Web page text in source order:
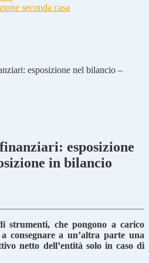
seconda casa
esposizione nel bilancio –
esposizione
in bilancio
strumenti, che pongono a carico
consegnare a un’altra parte una
netto dell’entità solo in caso di